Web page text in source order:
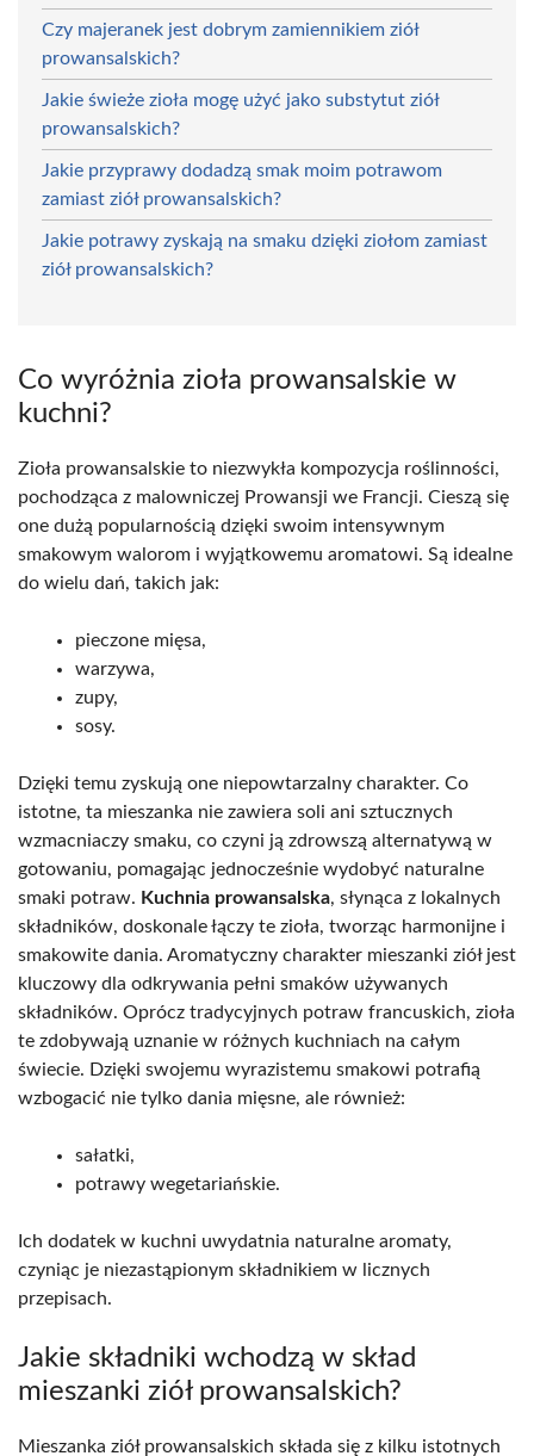
Czy majeranek jest dobrym zamiennikiem ziół
prowansalskich?
Jakie świeże zioła mogę użyć jako substytut ziół
prowansalskich?
Jakie przyprawy dodadzą smak moim potrawom
zamiast ziół prowansalskich?
Jakie potrawy zyskają na smaku dzięki ziołom zamiast
ziół prowansalskich?
Co wyróżnia zioła prowansalskie w
kuchni?
Zioła prowansalskie to niezwykła kompozycja roślinności,
pochodząca z malowniczej Prowansji we Francji. Cieszą się
one dużą popularnością dzięki swoim intensywnym
smakowym walorom i wyjątkowemu aromatowi. Są idealne
do wielu dań, takich jak:
pieczone mięsa,
warzywa,
zupy,
sosy.
Dzięki temu zyskują one niepowtarzalny charakter. Co
istotne, ta mieszanka nie zawiera soli ani sztucznych
wzmacniaczy smaku, co czyni ją zdrowszą alternatywą w
gotowaniu, pomagając jednocześnie wydobyć naturalne
smaki potraw. Kuchnia prowansalska, słynąca z lokalnych
składników, doskonale łączy te zioła, tworząc harmonijne i
smakowite dania. Aromatyczny charakter mieszanki ziół jest
kluczowy dla odkrywania pełni smaków używanych
składników. Oprócz tradycyjnych potraw francuskich, zioła
te zdobywają uznanie w różnych kuchniach na całym
świecie. Dzięki swojemu wyrazistemu smakowi potrafią
wzbogacić nie tylko dania mięsne, ale również:
sałatki,
potrawy wegetariańskie.
Ich dodatek w kuchni uwydatnia naturalne aromaty,
czyniąc je niezastąpionym składnikiem w licznych
przepisach.
Jakie składniki wchodzą w skład
mieszanki ziół prowansalskich?
Mieszanka ziół prowansalskich składa się z kilku istotnych